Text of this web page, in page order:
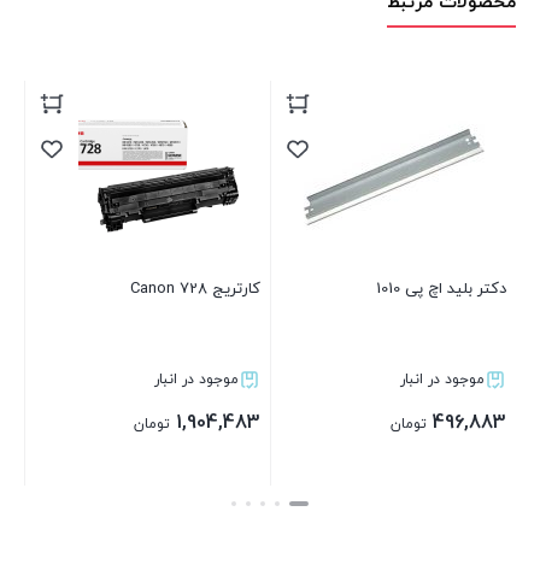
دکتر بلید اچ پی 1010
موجود در انبار
496,883 تومان
کارتریج Canon 728
موجود در انبار
1,904,483 تومان